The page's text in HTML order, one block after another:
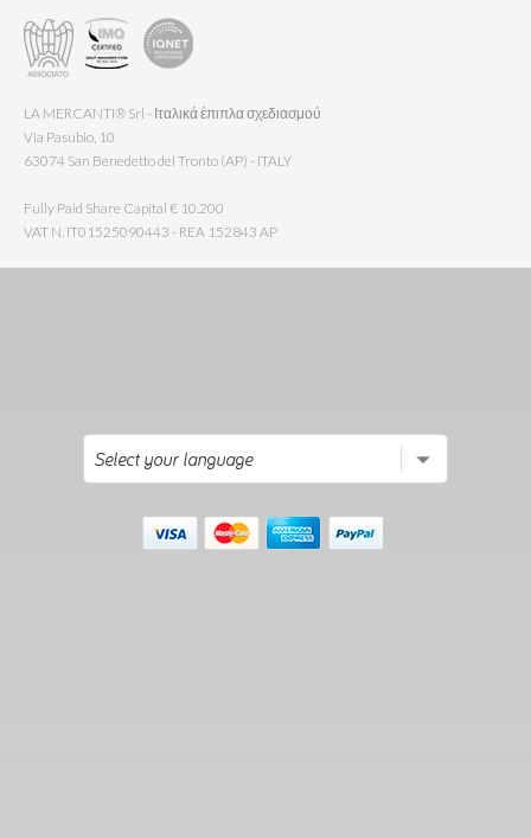
LA MERCANTI® Srl - Ιταλικά έπιπλα σχεδιασμού
Via Pasubio, 10
63074 San Benedetto del Tronto (AP) - ITALY
Fully Paid Share Capital € 10.200
VAT N. IT01525090443 - REA 152843 AP